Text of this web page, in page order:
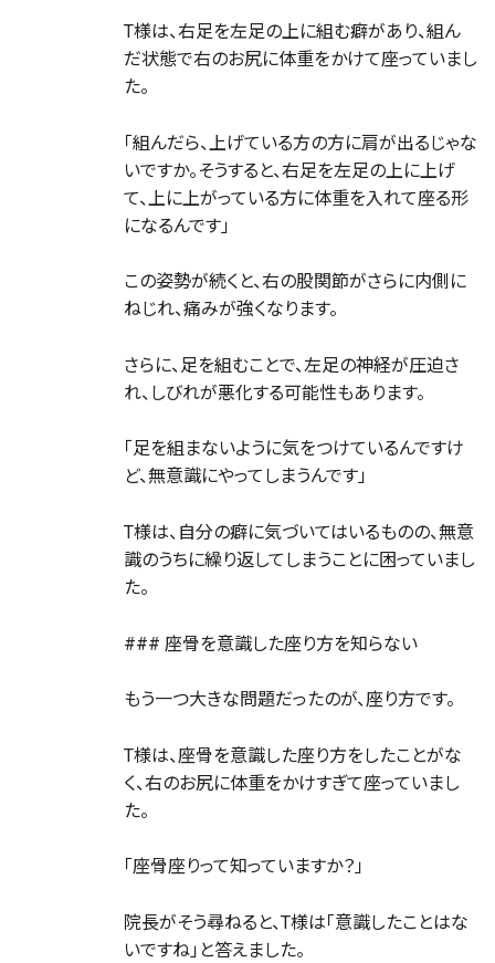
T様は、右足を左足の上に組む癖があり、組ん
だ状態で右のお尻に体重をかけて座っていまし
た。
「組んだら、上げている方の方に肩が出るじゃな
いですか。そうすると、右足を左足の上に上げ
て、上に上がっている方に体重を入れて座る形
になるんです」
この姿勢が続くと、右の股関節がさらに内側に
ねじれ、痛みが強くなります。
さらに、足を組むことで、左足の神経が圧迫さ
れ、しびれが悪化する可能性もあります。
「足を組まないように気をつけているんですけ
ど、無意識にやってしまうんです」
T様は、自分の癖に気づいてはいるものの、無意
識のうちに繰り返してしまうことに困っていまし
た。
### 座骨を意識した座り方を知らない
もう一つ大きな問題だったのが、座り方です。
T様は、座骨を意識した座り方をしたことがな
く、右のお尻に体重をかけすぎて座っていまし
た。
「座骨座りって知っていますか？」
院長がそう尋ねると、T様は「意識したことはな
いですね」と答えました。